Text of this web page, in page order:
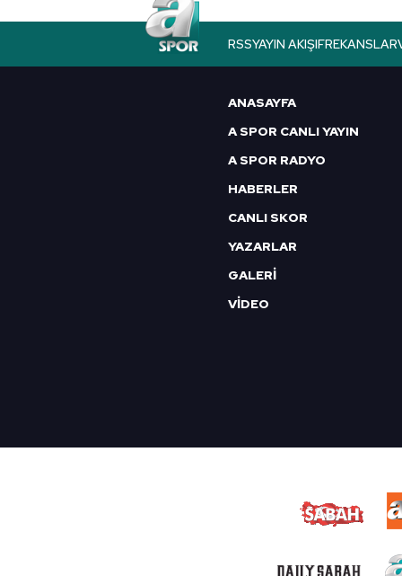
RSSYAYIN AKIŞIFREKANSLAR
ANASAYFA
A SPOR CANLI YAYIN
A SPOR RADYO
HABERLER
CANLI SKOR
YAZARLAR
GALERİ
VİDEO